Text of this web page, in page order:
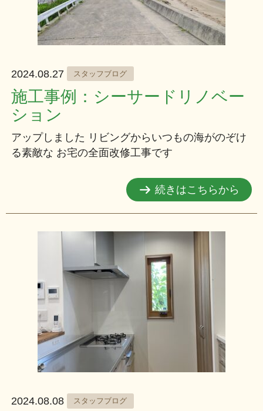
2024.08.27 スタッフブログ
施工事例：シーサードリノベー
ション
アップしました リビングからいつもの海がのぞけ
る素敵な お宅の全面改修工事です
続きはこちらから
2024.08.08 スタッフブログ